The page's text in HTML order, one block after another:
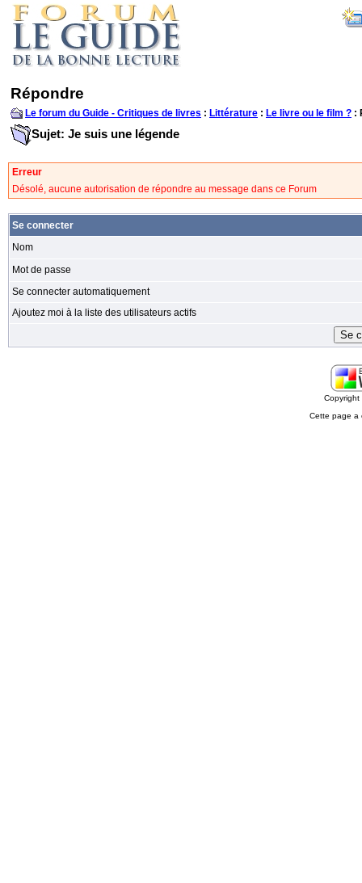
Répondre
Le forum du Guide - Critiques de livres : Littérature : Le livre ou le film ? :
Sujet: Je suis une légende
Erreur
Désolé, aucune autorisation de répondre au message dans ce Forum
Se connecter
Nom
Mot de passe
Se connecter automatiquement
Ajoutez moi à la liste des utilisateurs actifs
Cette page a